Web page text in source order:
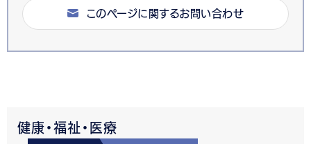
このページに関するお問い合わせ
健康・福祉・医療